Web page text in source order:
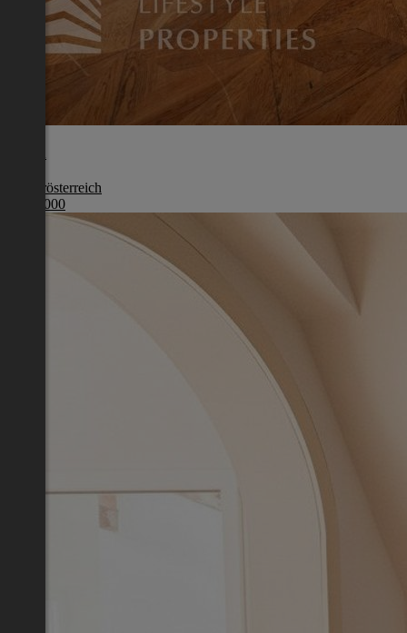
Niederösterreich
€ 550 000